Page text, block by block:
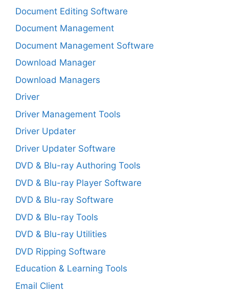
Document Editing Software
Document Management
Document Management Software
Download Manager
Download Managers
Driver
Driver Management Tools
Driver Updater
Driver Updater Software
DVD & Blu-ray Authoring Tools
DVD & Blu-ray Player Software
DVD & Blu-ray Software
DVD & Blu-ray Tools
DVD & Blu-ray Utilities
DVD Ripping Software
Education & Learning Tools
Email Client